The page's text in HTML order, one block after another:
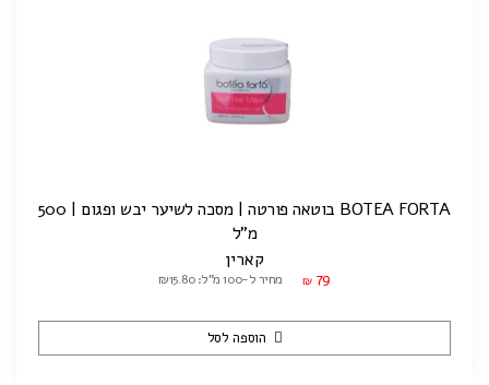
BOTEA FORTA בוטאה פורטה | מסכה לשיער יבש ופגום | 500
מ"ל
קארין
₪ 79 מחיר ל-100 מ"ל: ₪15.80
הוספה לסל